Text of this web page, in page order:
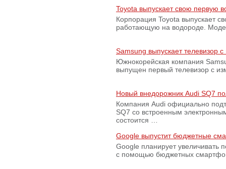
Toyota выпускает свою первую
Корпорация Toyota выпускает
работающую на водороде.
Samsung выпускает телевизор
Южнокорейская компания
выпущен первый телевизор с
Новый внедорожник Audi SQ7
Компания Audi официально
SQ7 со встроенным
состоится …
Google выпустит бюджетные
Google планирует увеличивать
с помощью бюджетных